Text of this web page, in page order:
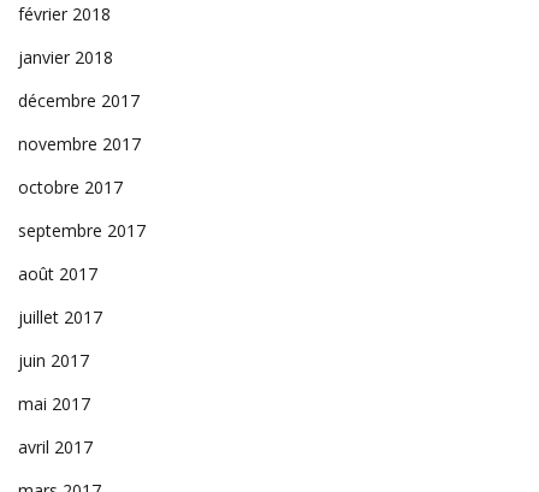
février 2018
janvier 2018
décembre 2017
novembre 2017
octobre 2017
septembre 2017
août 2017
juillet 2017
juin 2017
mai 2017
avril 2017